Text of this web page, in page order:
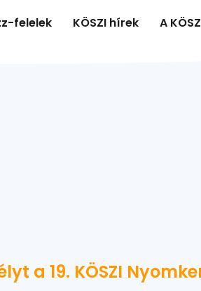
felelek KÖSZI hírek A
a 19. KÖSZI